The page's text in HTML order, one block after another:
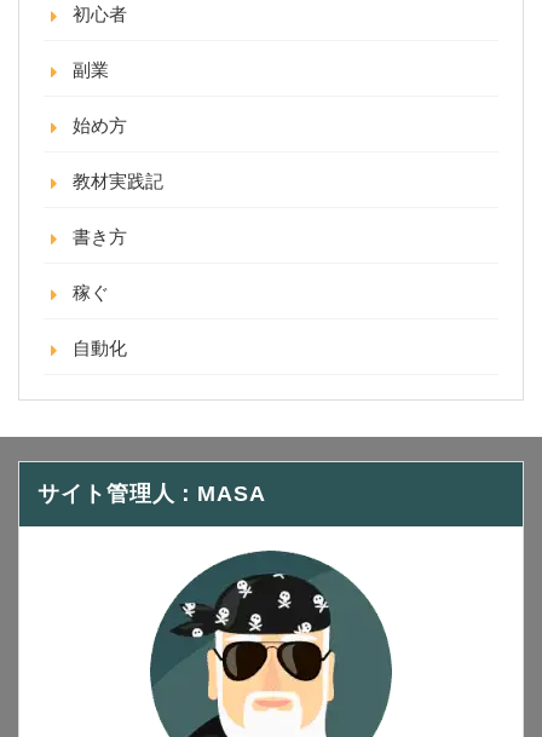
初心者
副業
始め方
教材実践記
書き方
稼ぐ
自動化
サイト管理人：MASA